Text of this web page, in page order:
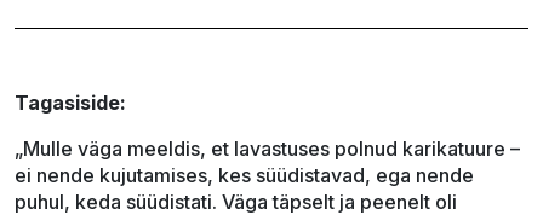
Tagasiside:
„Mulle väga meeldis, et lavastuses polnud karikatuure –
ei nende kujutamises, kes süüdistavad, ega nende
puhul, keda süüdistati. Väga täpselt ja peenelt oli